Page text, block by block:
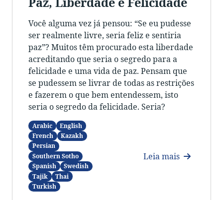
Você alguma vez já pensou: “Se eu pudesse
ser realmente livre, seria feliz e sentiria
paz”? Muitos têm procurado esta liberdade
acreditando que seria o segredo para a
felicidade e uma vida de paz. Pensam que
se pudessem se livrar de todas as restrições
e fazerem o que bem entendessem, isto
seria o segredo da felicidade. Seria?
Arabic
English
French
Kazakh
Persian
Southern Sotho
Spanish
Swedish
Tajik
Thai
Turkish
Leia mais